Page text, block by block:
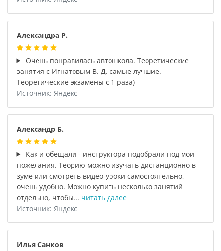
Александра Р.
Очень понравилась автошкола. Теоретические
занятия с Игнатовым В. Д. самые лучшие.
Теоретические экзамены с 1 раза)
Источник: Яндекс
Александр Б.
Как и обещали - инструктора подобрали под мои
пожелания. Теорию можно изучать дистанционно в
зуме или смотреть видео-уроки самостоятельно,
очень удобно. Можно купить несколько занятий
отдельно, чтобы... читать далее
Источник: Яндекс
Илья Санков